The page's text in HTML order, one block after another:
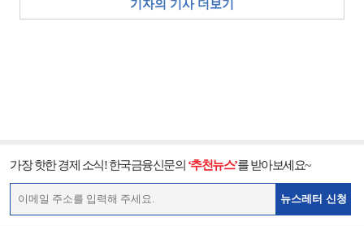
기자의 기사 더보기
가장 핫한 경제 소식! 한국금융신문의 ‘추천뉴스’를 받아보세요~
뉴스레터 신청